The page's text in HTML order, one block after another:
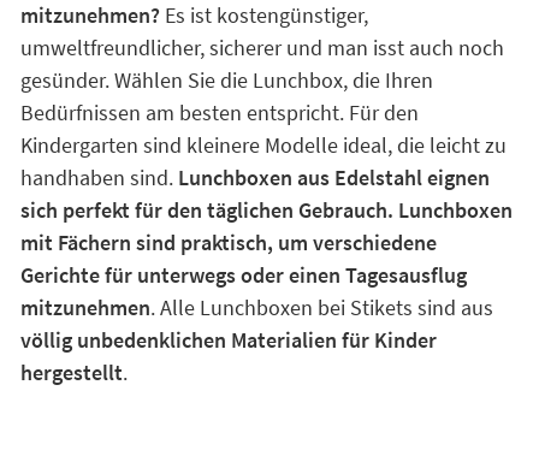
mitzunehmen? Es ist kostengünstiger,
umweltfreundlicher, sicherer und man isst auch noch
gesünder. Wählen Sie die Lunchbox, die Ihren
Bedürfnissen am besten entspricht. Für den
Kindergarten sind kleinere Modelle ideal, die leicht zu
handhaben sind.Lunchboxen aus Edelstahl eignen
sich perfekt für den täglichen Gebrauch. Lunchboxen
mit Fächern sind praktisch, um verschiedene
Gerichte für unterwegs oder einen Tagesausflug
mitzunehmen. Alle Lunchboxen bei Stikets sind aus
völlig unbedenklichen Materialien für Kinder
hergestellt.